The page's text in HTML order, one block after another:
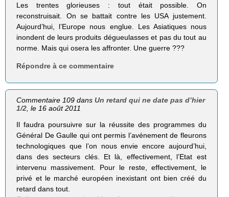
Les trentes glorieuses : tout était possible. On
reconstruisait. On se battait contre les USA justement.
Aujourd’hui, l’Europe nous englue. Les Asiatiques nous
inondent de leurs produits dégueulasses et pas du tout au
norme. Mais qui osera les affronter. Une guerre ???
Répondre à ce commentaire
Commentaire 109 dansUn retard qui ne date pas d’hier
1/2, le 16 août 2011
Il faudra poursuivre sur la réussite des programmes du
Général De Gaulle qui ont permis l’avénement de fleurons
technologiques que l’on nous envie encore aujourd’hui,
dans des secteurs clés. Et là, effectivement, l’Etat est
intervenu massivement. Pour le reste, effectivement, le
privé et le marché européen inexistant ont bien créé du
retard dans tout.